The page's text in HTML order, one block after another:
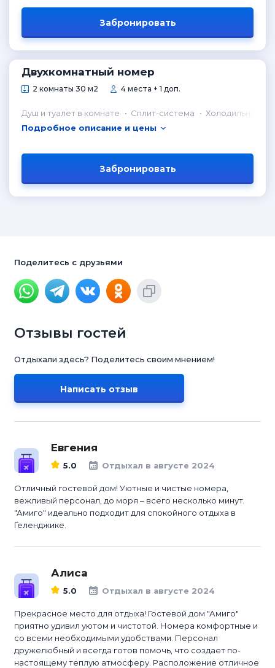
Забронировать
Двухкомнатный номер
2 комнаты 30 м2 4 места + 1 доп.
Душ и туалет в комнате Сплит-система
Холодильник в
Подробное описание и цены
Забронировать
Поделитесь с друзьями
Отзывы гостей
Отдыхали здесь? Поделитесь своим мнением!
Написать отзыв
Евгения
5.0 Отдыхал в августе 2024
Отличный гостевой дом! Уютные и чистые номера,
вежливый персонал, до моря – всего несколько минут.
"Амиго" идеально подходит для спокойного отдыха в
Геленджике.
Алиса
5.0 Отдыхал в августе 2024
Прекрасное место для отдыха! Гостевой дом "Амиго"
приятно удивил уютом и чистотой. Номера комфортные и
со всеми необходимыми удобствами. Персонал
дружелюбный и всегда готов помочь, что создает по-
настоящему теплую атмосферу. Расположение отличное